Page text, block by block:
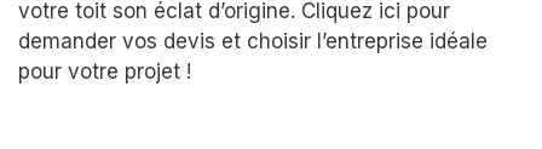
votre toit son éclat d’origine. Cliquez ici pour
demander vos devis et choisir l’entreprise idéale
pour votre projet !